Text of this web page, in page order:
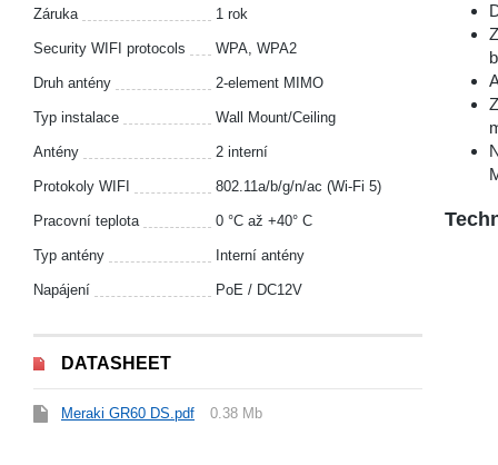
Záruka 1 rok
Security WIFI protocols WPA, WPA2
Druh antény 2-element MIMO
Typ instalace Wall Mount/Ceiling
Antény 2 interní
Protokoly WIFI 802.11a/b/g/n/ac (Wi-Fi 5)
Pracovní teplota 0 °C až +40° C
Typ antény Interní antény
Napájení PoE / DC12V
DATASHEET
Meraki GR60 DS.pdf 0.38 Mb